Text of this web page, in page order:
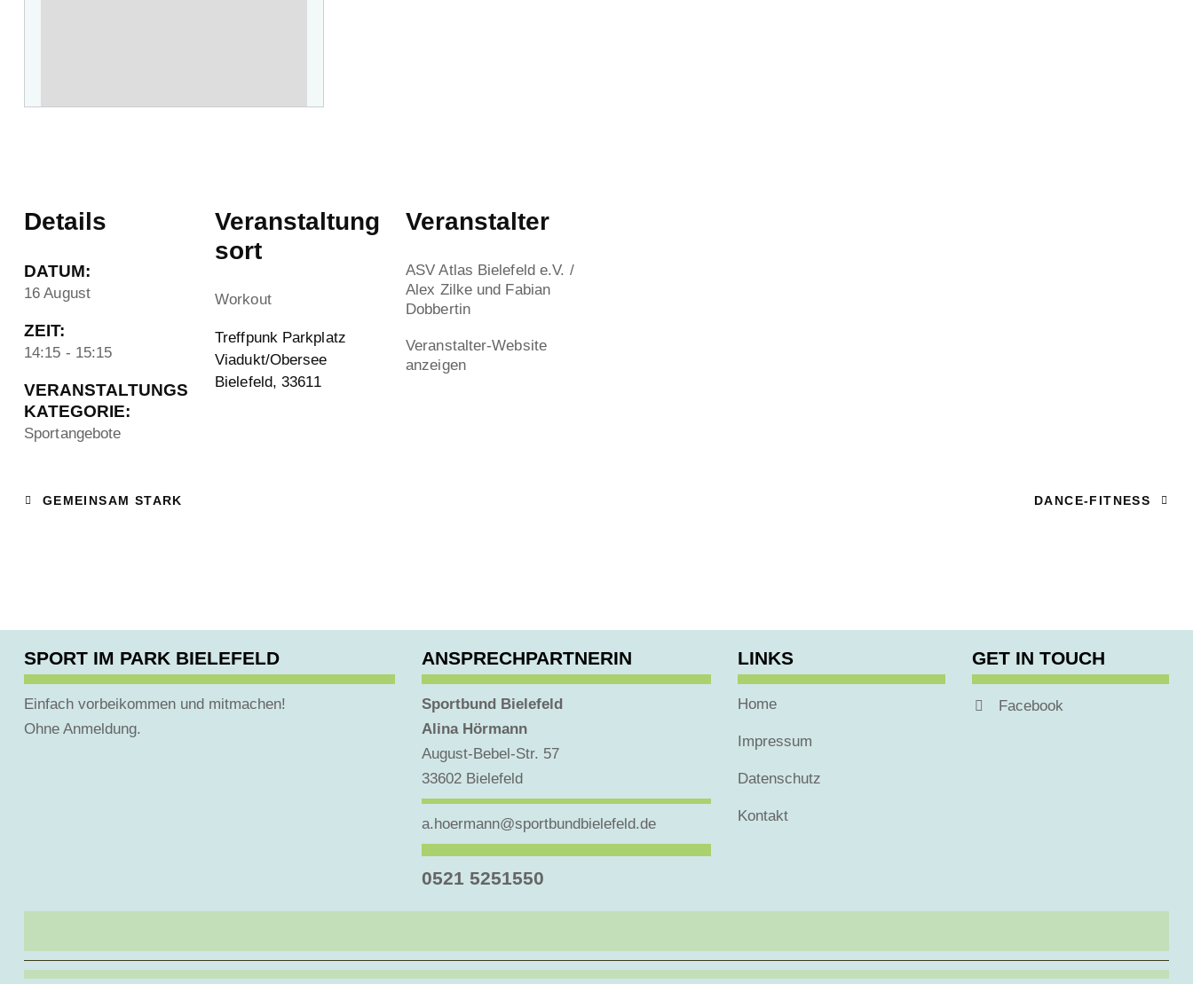
Details
DATUM:
16 August
ZEIT:
14:15 - 15:15
VERANSTALTUNGS
KATEGORIE:
Sportangebote
Veranstaltung
sort
Workout
Treffpunk Parkplatz
Viadukt/Obersee
Bielefeld, 33611
Veranstalter
ASV Atlas Bielefeld e.V. /
Alex Zilke und Fabian
Dobbertin
Veranstalter-Website
anzeigen
GEMEINSAM STARK DANCE-FITNESS
SPORT IM PARK BIELEFELD
Einfach vorbeikommen und mitmachen!
Ohne Anmeldung.
ANSPRECHPARTNERIN
Sportbund Bielefeld
Alina Hörmann
August-Bebel-Str. 57
33602 Bielefeld
a.hoermann@sportbundbielefeld.de
0521 5251550
LINKS
Home
Impressum
Datenschutz
Kontakt
GET IN TOUCH
Facebook